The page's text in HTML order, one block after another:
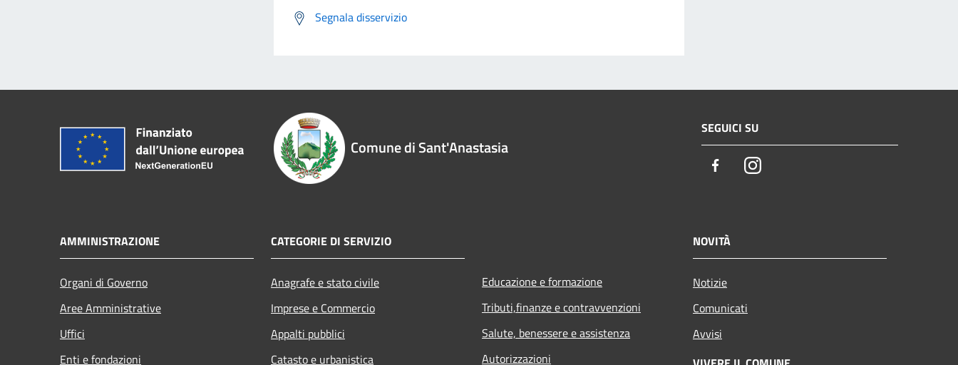
Segnala disservizio
Comune di Sant'Anastasia
SEGUICI SU
FacebookInstagram
AMMINISTRAZIONE
Organi di Governo
Aree Amministrative
Uffici
Enti e fondazioni
CATEGORIE DI SERVIZIO
Anagrafe e stato civile
Imprese e Commercio
Appalti pubblici
Catasto e urbanistica
Educazione e formazione
Tributi,finanze e contravvenzioni
Salute, benessere e assistenza
Autorizzazioni
NOVITÀ
Notizie
Comunicati
Avvisi